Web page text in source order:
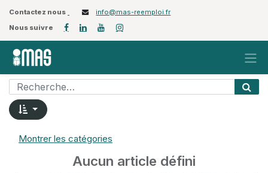
Contactez nous
info@mas-reemploi.fr
Nous suivre
Montrer les catégories
Aucun article défini